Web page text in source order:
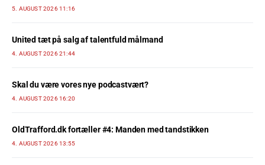
5. AUGUST 2026 11:16
United tæt på salg af talentfuld målmand
4. AUGUST 2026 21:44
Skal du være vores nye podcastvært?
4. AUGUST 2026 16:20
OldTrafford.dk fortæller #4: Manden med tandstikken
4. AUGUST 2026 13:55